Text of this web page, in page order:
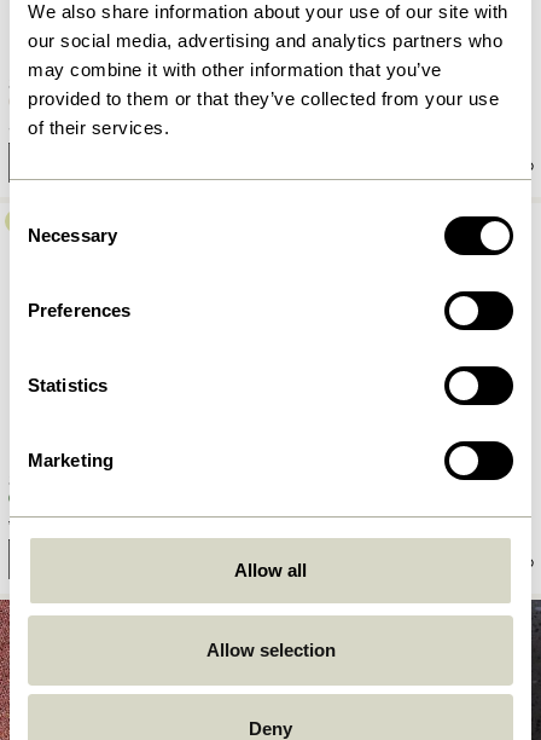
We also share information about your use of our site with
our social media, advertising and analytics partners who
may combine it with other information that you’ve
provided to them or that they’ve collected from your use
of their services.
Consent
Selection
Necessary
Preferences
Statistics
Marketing
Allow all
Allow selection
Deny
String Pude Beige
529,00kr.
String Pude Dobbel Beige
Sola Pude Grøn/Grå
449,00kr.269,40kr. 449,00kr.